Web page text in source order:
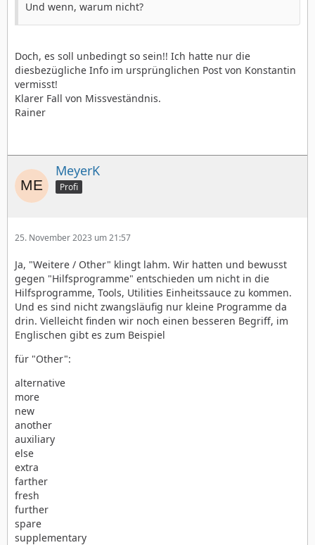
Und wenn, warum nicht?
Doch, es soll unbedingt so sein!! Ich hatte nur die
diesbezügliche Info im ursprünglichen Post von Konstantin
vermisst!
Klarer Fall von Missveständnis.
Rainer
MeyerK
Profi
25. November 2023 um 21:57
Ja, "Weitere / Other" klingt lahm. Wir hatten und bewusst
gegen "Hilfsprogramme" entschieden um nicht in die
Hilfsprogramme, Tools, Utilities Einheitssauce zu kommen.
Und es sind nicht zwangsläufig nur kleine Programme da
drin. Vielleicht finden wir noch einen besseren Begriff, im
Englischen gibt es zum Beispiel
für "Other":
alternative
more
new
another
auxiliary
else
extra
farther
fresh
further
spare
supplementary